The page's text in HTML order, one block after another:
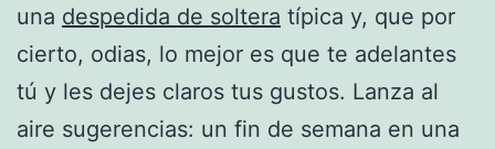
una despedida de soltera típica y, que por
cierto, odias, lo mejor es que te adelantes
tú y les dejes claros tus gustos. Lanza al
aire sugerencias: un fin de semana en una